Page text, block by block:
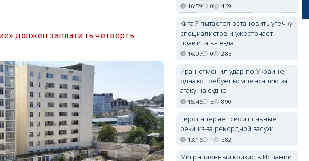
должен заплатить четверть
16:59 0 459
Китай пытается остановить утечку
специалистов и ужесточает
правила выезда
16:07 0 283
Иран отменил удар по Украине,
однако требует компенсацию за
атаку на судно
15:46 3 890
Европа теряет свои главные
реки из-за рекордной засухи
13:16 1 582
Миграционный кризис в Испании